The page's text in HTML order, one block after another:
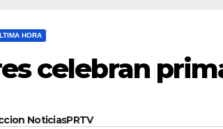
HORA
celebran
NoticiasPRTV